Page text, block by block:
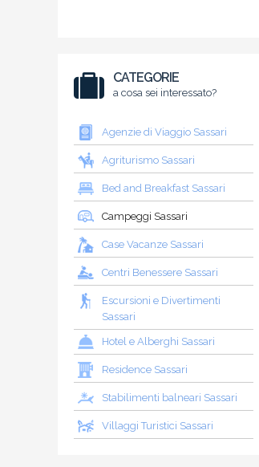
CATEGORIE
a cosa sei interessato?
Agenzie di Viaggio Sassari
Agriturismo Sassari
Bed and Breakfast Sassari
Campeggi Sassari
Case Vacanze Sassari
Centri Benessere Sassari
Escursioni e Divertimenti
Sassari
Hotel e Alberghi Sassari
Residence Sassari
Stabilimenti balneari Sassari
Villaggi Turistici Sassari